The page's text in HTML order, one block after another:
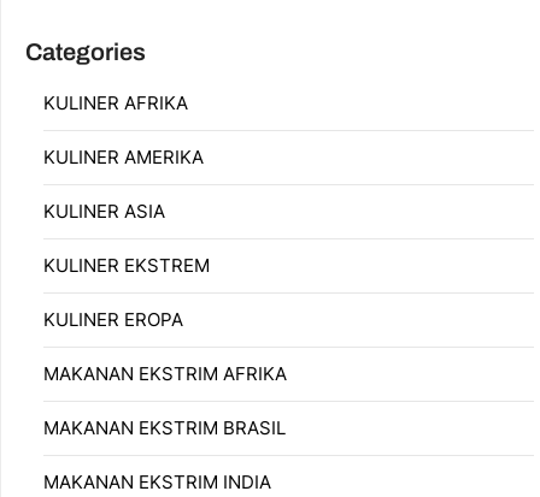
Categories
KULINER AFRIKA
KULINER AMERIKA
KULINER ASIA
KULINER EKSTREM
KULINER EROPA
MAKANAN EKSTRIM AFRIKA
MAKANAN EKSTRIM BRASIL
MAKANAN EKSTRIM INDIA